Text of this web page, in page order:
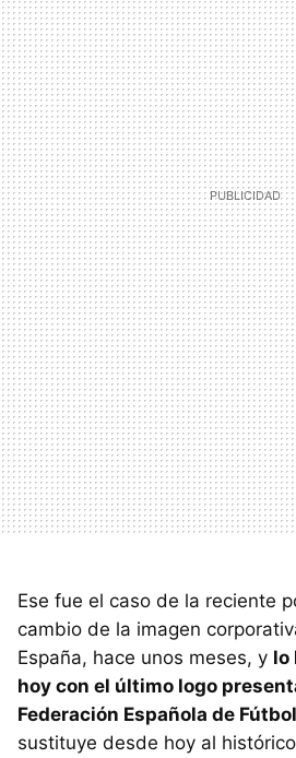
Ese fue el caso de la reciente
cambio de la imagen
España, hace unos meses, y lo
hoy con el último logo
Federación Española de Fútbol
sustituye desde hoy al